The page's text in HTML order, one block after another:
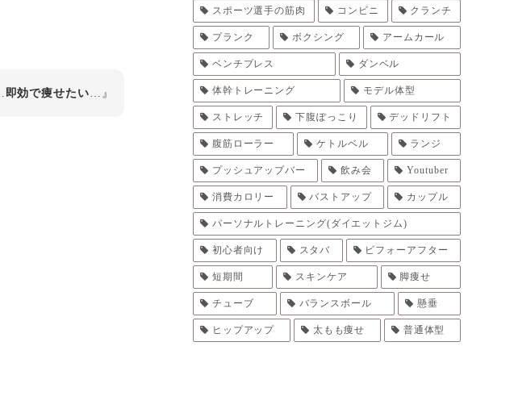
即効で痩せたい …』
スポーツ選手の筋肉 コンビニ クランチ
プランク ボクシング アームカール
ベンチプレス ダンベル
体幹トレーニング モデル体型
ストレッチ 下腹ぽっこり デッドリフト
腹筋ローラー ケトルベル ランジ
プッシュアップバー 飲み会 Youtuber
消費カロリー バストアップ カップル
パーソナルトレーニング(ダイエットジム)
初心者向け スタバ ビフォーアフター
短期間 スキンケア 脚痩せ
チューブ バランスボール 懸垂
ヒップアップ 太もも痩せ 普通体型